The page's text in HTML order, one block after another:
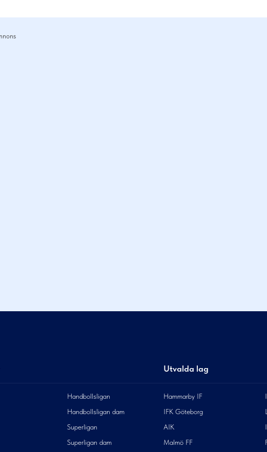
Handbollsligan
Handbollsligan dam
Superligan
Superligan dam
Utvalda lag
Hammarby IF
IFK Göteborg
AIK
Malmö FF